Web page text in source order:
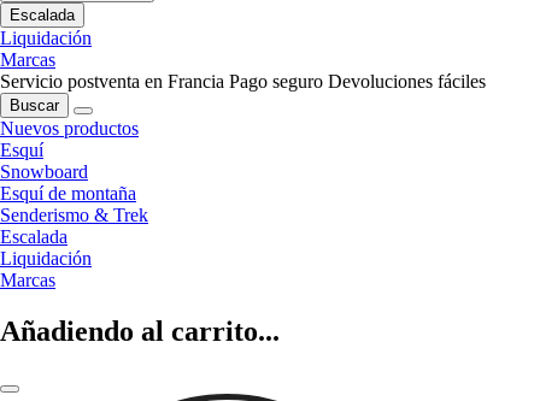
Escalada
Liquidación
Marcas
Servicio postventa en Francia Pago seguro Devoluciones fáciles
Buscar
Nuevos productos
Esquí
Snowboard
Esquí de montaña
Senderismo & Trek
Escalada
Liquidación
Marcas
Añadiendo al carrito...